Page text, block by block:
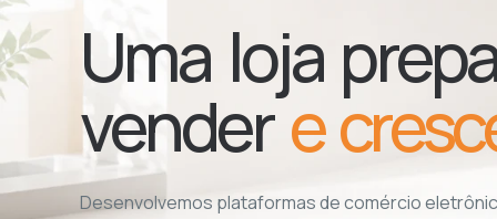
Uma loja
vender e
Desenvolvemos plataformas de comércio